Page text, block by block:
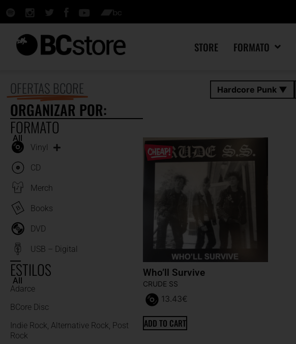
STORE FORMATO
OFERTAS BCORE
ORGANIZAR POR:
FORMATO
All
Vinyl
CD
Merch
Books
DVD
USB – Digital
ESTILOS
All
Adarce
BCore Disc
Indie Rock, Alternative Rock, Post
Rock
Hardcore Punk ▼
Who’ll Survive
CRUDE SS
13.43€
ADD TO CART